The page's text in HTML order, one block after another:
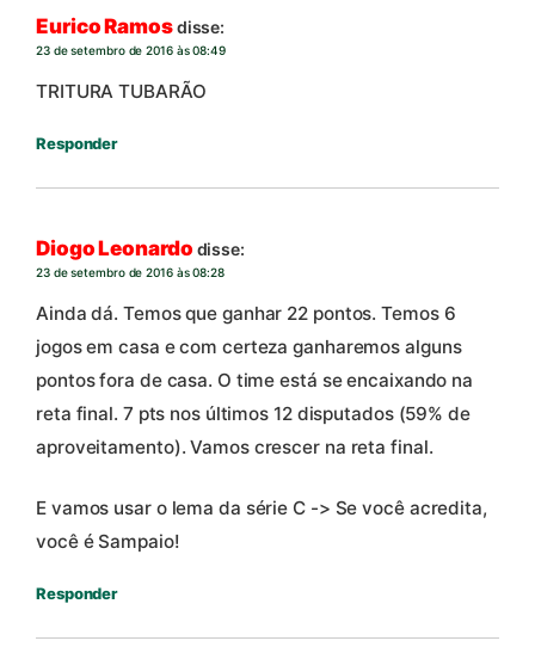
Eurico Ramosdisse:
23 de setembro de 2016 às 08:49
TRITURA TUBARÃO
Responder
Diogo Leonardo disse:
23 de setembro de 2016 às 08:28
Ainda dá. Temos que ganhar 22 pontos. Temos 6
jogos em casa e com certeza ganharemos alguns
pontos fora de casa. O time está se encaixando na
reta final. 7 pts nos últimos 12 disputados (59% de
aproveitamento). Vamos crescer na reta final.
E vamos usar o lema da série C -> Se você acredita,
você é Sampaio!
Responder